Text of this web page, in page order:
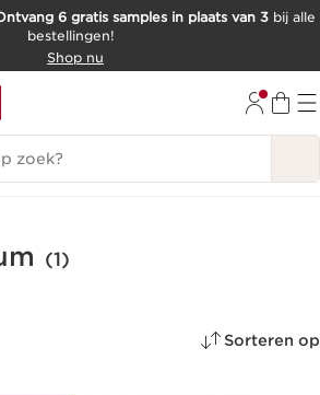
INHOUD
6 gratis samples in plaats van 3 bij alle
bestellingen!
Shop nu
(1)
Sorteren op